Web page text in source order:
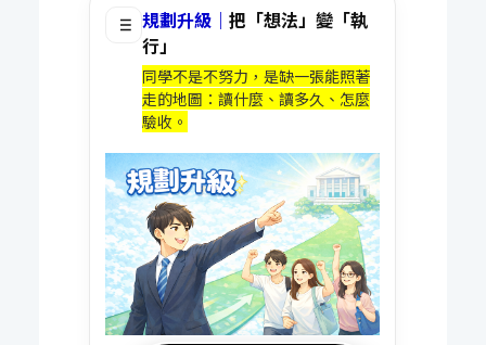
規劃升級｜把「想法」變「執
行」
同學不是不努力，是缺一張能照著
走的地圖：讀什麼、讀多久、怎麼
驗收。